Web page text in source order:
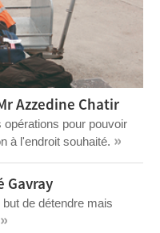
Azzedine Chatir
opérations pour pouvoir
à l'endroit souhaité. »
Gavray
de détendre mais
»